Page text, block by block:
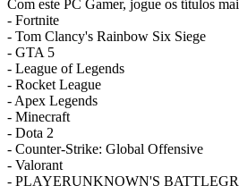
Com este PC Gamer, jogue os títulos
- Fortnite
- Tom Clancy's Rainbow Six Siege
- GTA 5
- League of Legends
- Rocket League
- Apex Legends
- Minecraft
- Dota 2
- Counter-Strike: Global Offensive
- Valorant
- PLAYERUNKNOWN'S